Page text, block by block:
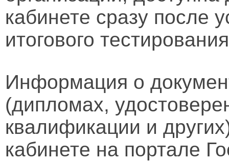
кабинете сразу после
итогового
Информация о
(дипломах,
квалификации и
кабинете на портале